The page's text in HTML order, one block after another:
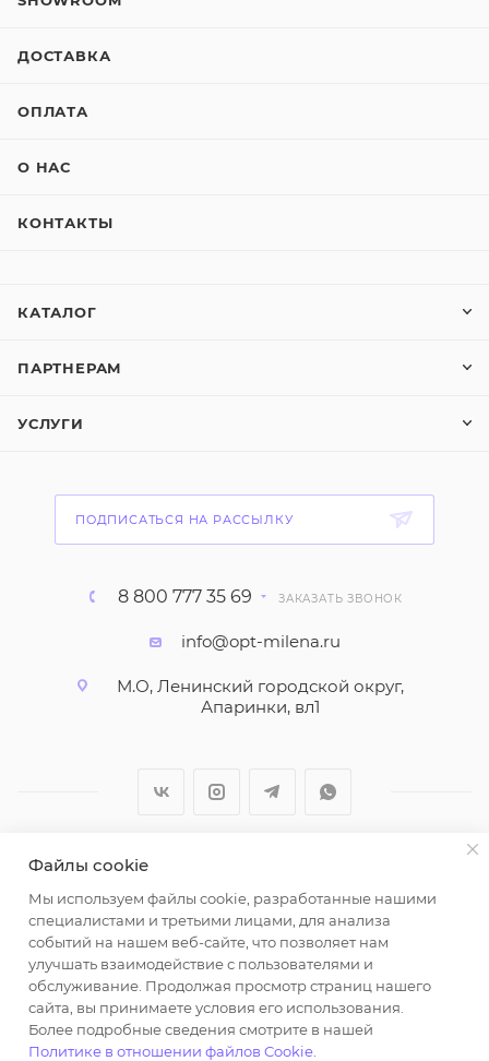
ДОСТАВКА
ОПЛАТА
О НАС
КОНТАКТЫ
КАТАЛОГ
ПАРТНЕРАМ
УСЛУГИ
ПОДПИСАТЬСЯ НА РАССЫЛКУ
8 800 777 35 69 ЗАКАЗАТЬ ЗВОНОК
info@opt-milena.ru
М.О, Ленинский городской округ,
Апаринки, вл1
2026 © ООО "Вайт Текстиль групп"
Любая информация на сайте носит справочный
характер и не является публичной офертой
определяемой положениями пункта 2 статьи 437
Гражданского кодекса Российской Федерации.
Использование любых материалов, опубликованных
на https://opt-milena.ru, допустимо только при
Файлы cookie
Мы используем файлы cookie, разработанные нашими
специалистами и третьими лицами, для анализа
событий на нашем веб-сайте, что позволяет нам
улучшать взаимодействие с пользователями и
обслуживание. Продолжая просмотр страниц нашего
сайта, вы принимаете условия его использования.
Более подробные сведения смотрите в нашей
Политике в отношении файлов Cookie